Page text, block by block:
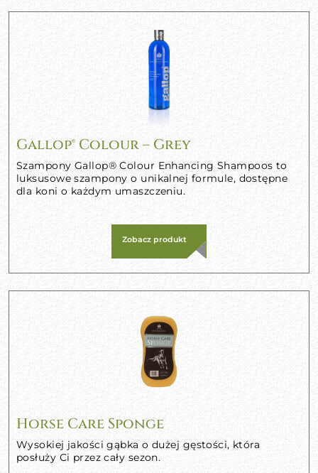
Gallop® Colour – Grey
Szampony Gallop® Colour Enhancing Shampoos to
luksusowe szampony o unikalnej formule, dostępne
dla koni o każdym umaszczeniu.
Zobacz produkt
Horse Care Sponge
Wysokiej jakości gąbka o dużej gęstości, która
posłuży Ci przez cały sezon.